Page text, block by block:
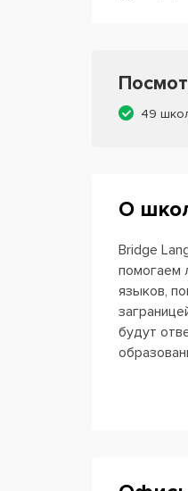
49
О
Bridge
помогаем
языков,
будут